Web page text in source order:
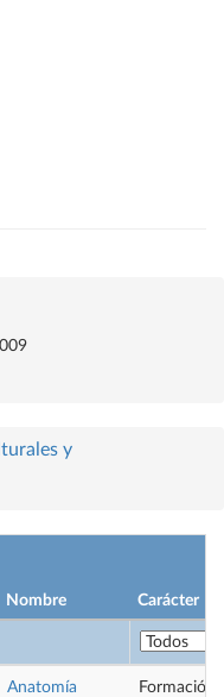
y
Nombre Carácter
Anatomía
Formación